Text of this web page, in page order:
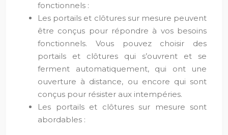
fonctionnels :
Les portails et clôtures sur mesure peuvent
être conçus pour répondre à vos besoins
fonctionnels. Vous pouvez choisir des
portails et clôtures qui s’ouvrent et se
ferment automatiquement, qui ont une
ouverture à distance, ou encore qui sont
conçus pour résister aux intempéries.
Les portails et clôtures sur mesure sont
abordables :